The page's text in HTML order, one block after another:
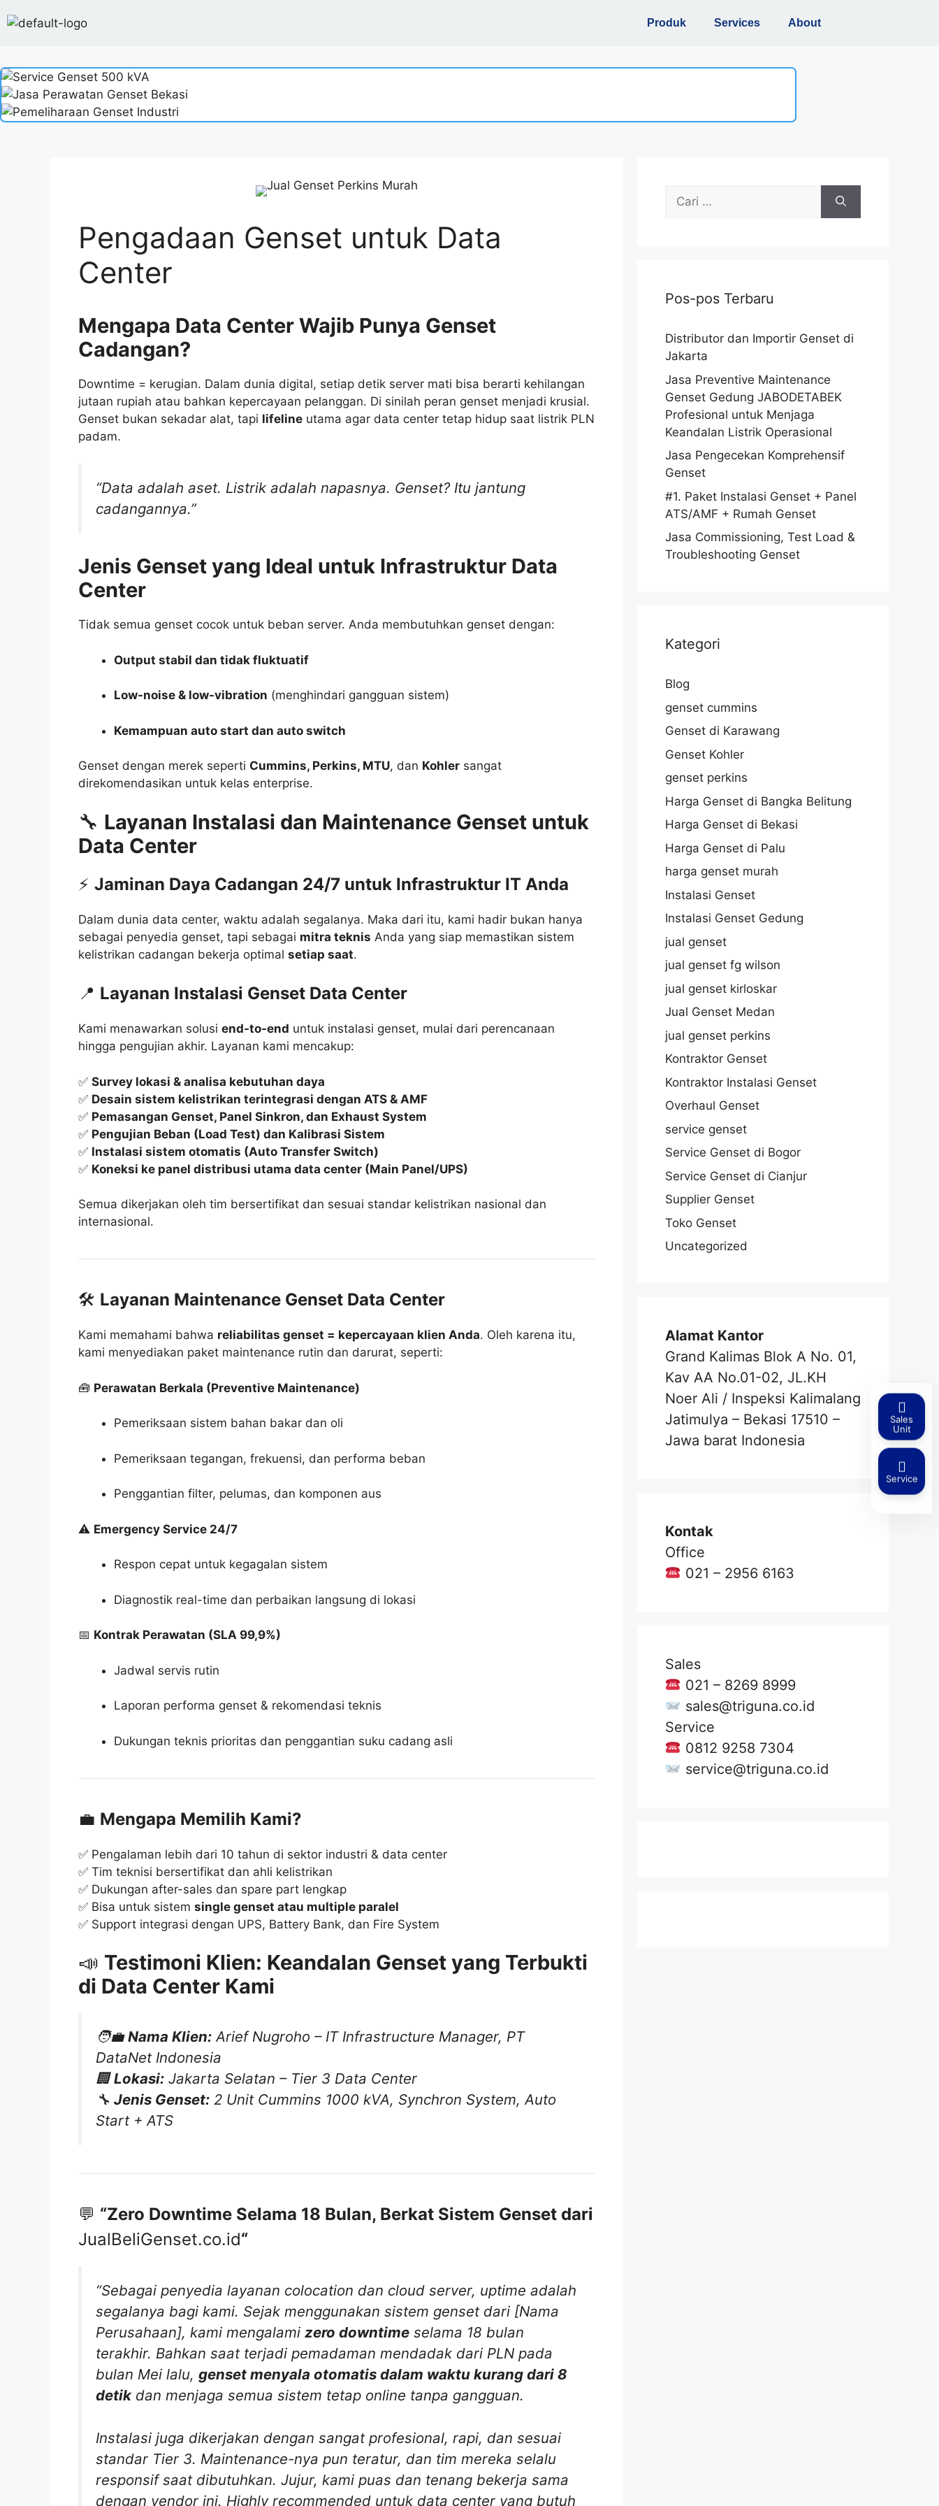
Produk Services About
Pengadaan Genset untuk Data
Center
Mengapa Data Center Wajib Punya Genset
Cadangan?
Downtime = kerugian. Dalam dunia digital, setiap detik server mati bisa berarti kehilangan
jutaan rupiah atau bahkan kepercayaan pelanggan. Di sinilah peran genset menjadi krusial.
Genset bukan sekadar alat, tapi lifeline utama agar data center tetap hidup saat listrik PLN
padam.
“Data adalah aset. Listrik adalah napasnya. Genset? Itu jantung
cadangannya.”
Jenis Genset yang Ideal untuk Infrastruktur Data
Center
Tidak semua genset cocok untuk beban server. Anda membutuhkan genset dengan:
Output stabil dan tidak fluktuatif
Low-noise & low-vibration (menghindari gangguan sistem)
Kemampuan auto start dan auto switch
Genset dengan merek seperti Cummins, Perkins, MTU, dan Kohler sangat
direkomendasikan untuk kelas enterprise.
🔧 Layanan Instalasi dan Maintenance Genset untuk
Data Center
⚡ Jaminan Daya Cadangan 24/7 untuk Infrastruktur IT Anda
Dalam dunia data center, waktu adalah segalanya. Maka dari itu, kami hadir bukan hanya
sebagai penyedia genset, tapi sebagai mitra teknis Anda yang siap memastikan sistem
kelistrikan cadangan bekerja optimal setiap saat.
📍 Layanan Instalasi Genset Data Center
Kami menawarkan solusi end-to-end untuk instalasi genset, mulai dari perencanaan
hingga pengujian akhir. Layanan kami mencakup:
✅ Survey lokasi & analisa kebutuhan daya
✅ Desain sistem kelistrikan terintegrasi dengan ATS & AMF
✅ Pemasangan Genset, Panel Sinkron, dan Exhaust System
✅ Pengujian Beban (Load Test) dan Kalibrasi Sistem
✅ Instalasi sistem otomatis (Auto Transfer Switch)
✅ Koneksi ke panel distribusi utama data center (Main Panel/UPS)
Semua dikerjakan oleh tim bersertifikat dan sesuai standar kelistrikan nasional dan
internasional.
🛠️ Layanan Maintenance Genset Data Center
Kami memahami bahwa reliabilitas genset = kepercayaan klien Anda. Oleh karena itu,
kami menyediakan paket maintenance rutin dan darurat, seperti:
🧰 Perawatan Berkala (Preventive Maintenance)
Pemeriksaan sistem bahan bakar dan oli
Pemeriksaan tegangan, frekuensi, dan performa beban
Penggantian filter, pelumas, dan komponen aus
⚠️ Emergency Service 24/7
Respon cepat untuk kegagalan sistem
Diagnostik real-time dan perbaikan langsung di lokasi
📅 Kontrak Perawatan (SLA 99,9%)
Jadwal servis rutin
Laporan performa genset & rekomendasi teknis
Dukungan teknis prioritas dan penggantian suku cadang asli
💼 Mengapa Memilih Kami?
✅ Pengalaman lebih dari 10 tahun di sektor industri & data center
✅ Tim teknisi bersertifikat dan ahli kelistrikan
✅ Dukungan after-sales dan spare part lengkap
✅ Bisa untuk sistem single genset atau multiple paralel
✅ Support integrasi dengan UPS, Battery Bank, dan Fire System
📣 Testimoni Klien: Keandalan Genset yang Terbukti
di Data Center Kami
🧑‍💼Nama Klien: Arief Nugroho – IT Infrastructure Manager, PT
DataNet Indonesia
🏢Lokasi: Jakarta Selatan – Tier 3 Data Center
🔧 Jenis Genset: 2 Unit Cummins 1000 kVA, Synchron System, Auto
Start + ATS
💬 “Zero Downtime Selama 18 Bulan, Berkat Sistem Genset dari
JualBeliGenset.co.id“
“Sebagai penyedia layanan colocation dan cloud server, uptime adalah
segalanya bagi kami. Sejak menggunakan sistem genset dari [Nama
Perusahaan], kami mengalami zero downtime selama 18 bulan
terakhir. Bahkan saat terjadi pemadaman mendadak dari PLN pada
bulan Mei lalu, genset menyala otomatis dalam waktu kurang dari 8
detik dan menjaga semua sistem tetap online tanpa gangguan.
Instalasi juga dikerjakan dengan sangat profesional, rapi, dan sesuai
standar Tier 3. Maintenance-nya pun teratur, dan tim mereka selalu
responsif saat dibutuhkan. Jujur, kami puas dan tenang bekerja sama
dengan vendor ini. Highly recommended untuk data center yang butuh
Pos-pos Terbaru
Distributor dan Importir Genset di
Jakarta
Jasa Preventive Maintenance
Genset Gedung JABODETABEK
Profesional untuk Menjaga
Keandalan Listrik Operasional
Jasa Pengecekan Komprehensif
Genset
#1. Paket Instalasi Genset + Panel
ATS/AMF + Rumah Genset
Jasa Commissioning, Test Load &
Troubleshooting Genset
Kategori
Blog
genset cummins
Genset di Karawang
Genset Kohler
genset perkins
Harga Genset di Bangka Belitung
Harga Genset di Bekasi
Harga Genset di Palu
harga genset murah
Instalasi Genset
Instalasi Genset Gedung
jual genset
jual genset fg wilson
jual genset kirloskar
Jual Genset Medan
jual genset perkins
Kontraktor Genset
Kontraktor Instalasi Genset
Overhaul Genset
service genset
Service Genset di Bogor
Service Genset di Cianjur
Supplier Genset
Toko Genset
Uncategorized
Alamat Kantor
Grand Kalimas Blok A No. 01,
Kav AA No.01-02, JL.KH
Noer Ali / Inspeksi Kalimalang
Jatimulya – Bekasi 17510 –
Jawa barat Indonesia
Kontak
Office
021 – 2956 6163
Sales
021 – 8269 8999
sales@triguna.co.id
Service
0812 9258 7304
service@triguna.co.id
Sales
Unit
Service